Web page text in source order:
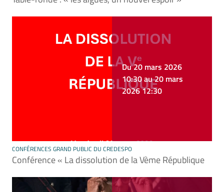
Du 20 mars 2026
10:30 au 20 mars
2026 12:30
CONFÉRENCES GRAND PUBLIC DU CREDESPO
Conférence « La dissolution de la Vème République